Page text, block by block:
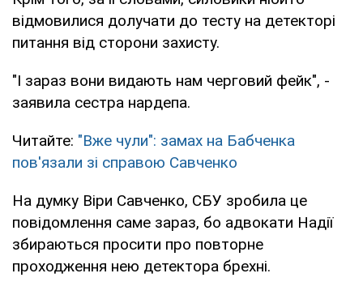
відмовилися долучати до тесту на детекторі
питання від сторони захисту.
"І зараз вони видають нам черговий фейк", -
заявила сестра нардепа.
Читайте: "Вже чули": замах на Бабченка
пов'язали зі справою Савченко
На думку Віри Савченко, СБУ зробила це
повідомлення саме зараз, бо адвокати Надії
збираються просити про повторне
проходження нею детектора брехні.